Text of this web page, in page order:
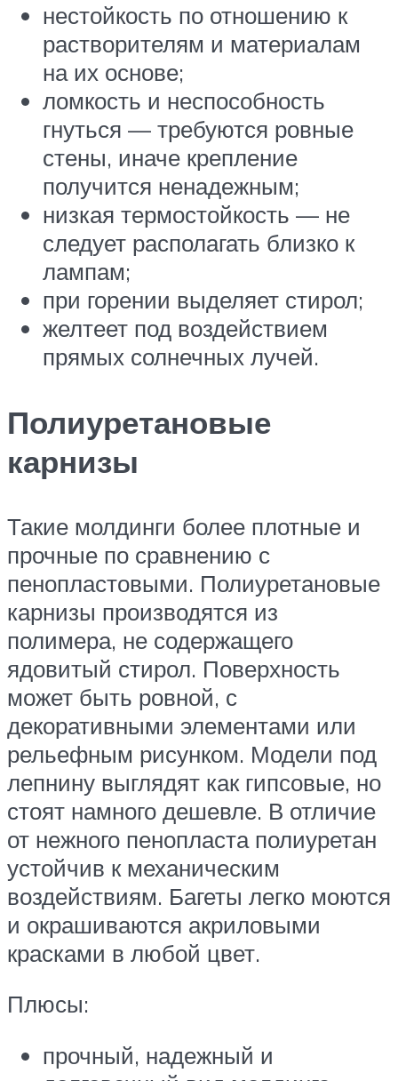
нестойкость по отношению к
растворителям и материалам
на их основе;
ломкость и неспособность
гнуться — требуются ровные
стены, иначе крепление
получится ненадежным;
низкая термостойкость — не
следует располагать близко к
лампам;
при горении выделяет стирол;
желтеет под воздействием
прямых солнечных лучей.
Полиуретановые
карнизы
Такие молдинги более плотные и
прочные по сравнению с
пенопластовыми. Полиуретановые
карнизы производятся из
полимера, не содержащего
ядовитый стирол. Поверхность
может быть ровной, с
декоративными элементами или
рельефным рисунком. Модели под
лепнину выглядят как гипсовые, но
стоят намного дешевле. В отличие
от нежного пенопласта полиуретан
устойчив к механическим
воздействиям. Багеты легко моются
и окрашиваются акриловыми
красками в любой цвет.
Плюсы:
прочный, надежный и